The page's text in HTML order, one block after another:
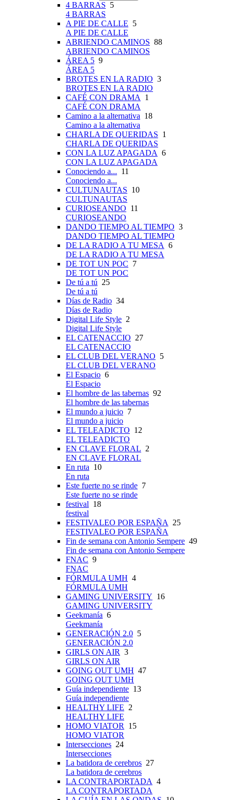
4 BARRAS 5
4 BARRAS
A PIE DE CALLE 5
A PIE DE CALLE
ABRIENDO CAMINOS 88
ABRIENDO CAMINOS
ÁREA 5 9
ÁREA 5
BROTES EN LA RADIO 3
BROTES EN LA RADIO
CAFÉ CON DRAMA
1
CAFÉ CON DRAMA
Camino a la alternativa 18
Camino a la alternativa
CHARLA DE QUERIDAS 1
CHARLA DE QUERIDAS
CON LA LUZ APAGADA 6
CON LA LUZ APAGADA
Conociendo a... 11
Conociendo a...
CULTUNAUTAS 10
CULTUNAUTAS
CURIOSEANDO 11
CURIOSEANDO
DANDO TIEMPO AL TIEMPO 3
DANDO TIEMPO AL TIEMPO
DE LA RADIO A TU MESA 6
DE LA RADIO A TU MESA
DE TOT UN POC 7
DE TOT UN POC
De tú a tú 25
De tú a tú
Días de Radio 34
Días de Radio
Digital Life Style 2
Digital Life Style
EL CATENACCIO 27
EL CATENACCIO
EL CLUB DEL VERANO 5
EL CLUB DEL VERANO
El Espacio 6
El Espacio
El hombre de las tabernas 92
El hombre de las tabernas
El mundo a juicio 7
El mundo a juicio
EL TELEADICTO 12
EL TELEADICTO
EN CLAVE FLORAL 2
EN CLAVE FLORAL
En ruta 10
En ruta
Este fuerte no se rinde 7
Este fuerte no se rinde
festival 18
festival
FESTIVALEO POR ESPAÑA
25
FESTIVALEO POR ESPAÑA
Fin de semana con Antonio Sempere 49
Fin de semana con Antonio Sempere
FNAC 9
FNAC
FÓRMULA UMH 4
FÓRMULA UMH
GAMING UNIVERSITY 16
GAMING UNIVERSITY
Geekmanía 6
Geekmanía
GENERACIÓN 2.0 5
GENERACIÓN 2.0
GIRLS ON AIR 3
GIRLS ON AIR
GOING OUT UMH 47
GOING OUT UMH
Guía independiente 13
Guía independiente
HEALTHY LIFE 2
HEALTHY LIFE
HOMO VIATOR
15
HOMO VIATOR
Intersecciones 24
Intersecciones
La batidora de cerebros 27
La batidora de cerebros
LA CONTRAPORTADA 4
LA CONTRAPORTADA